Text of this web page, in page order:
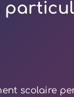
scolaire